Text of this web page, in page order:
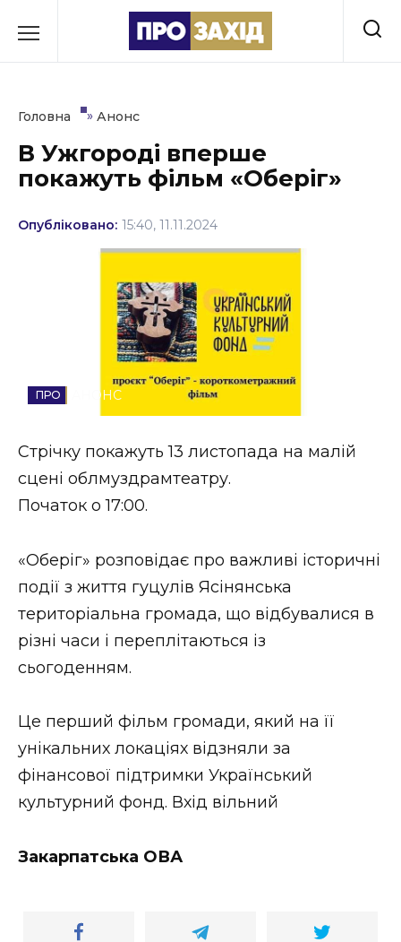
до
Культура
Освіта
Стиль життя
Втрачений Ужгород
Втрачений Ужгород (відеоверсія)
ЗАКАРПАТСЬКІ НОВИНИ
НОВИНИ ЗАХІДНОЇ УКРАЇНИ
ВІДЕО
Головна » Анонс
В Ужгороді вперше
покажуть фільм «Оберіг»
Опубліковано: 15:40, 11.11.2024
АНОНС
Стрічку покажуть 13 листопада на малій
сцені облмуздрамтеатру.
Початок о 17:00.
«Оберіг» розповідає про важливі історичні
події з життя гуцулів Ясінянська
територіальна громада, що відбувалися в
різні часи і переплітаються із
сьогоденням.
Це перший фільм громади, який на її
унікальних локаціях відзняли за
фінансової підтримки Український
культурний фонд. Вхід вільний
Закарпатська ОВА